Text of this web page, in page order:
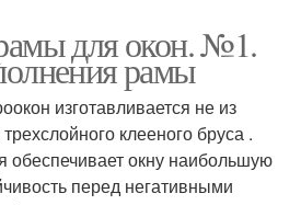
для окон. №1.
рамы
изготавливается не из
клееного бруса .
обеспечивает окну наибольшую
перед негативными